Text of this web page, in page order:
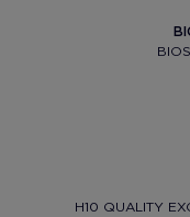
H10 QUALITY